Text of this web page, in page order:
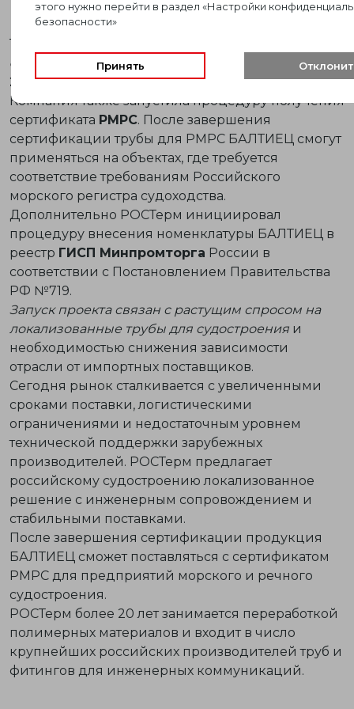
свыше 50 мм.
Трубы
сырья
и соответствуют требованиям
ГОСТ 32415-
2013иГОСТ Р 53630-2015.
Компания также запустила процедуру получения
сертификата РМРС. После завершения
сертификации трубы для РМРС БАЛТИЕЦ смогут
применяться на объектах, где требуется
соответствие требованиям Российского
морского регистра судоходства.
Дополнительно РОСТерм инициировал
процедуру внесения номенклатуры БАЛТИЕЦ в
реестр ГИСП Минпромторга России в
соответствии с Постановлением Правительства
РФ №719.
Запуск проекта связан с растущим спросом на
локализованные трубы для судостроения и
необходимостью снижения зависимости
отрасли от импортных поставщиков.
Сегодня рынок сталкивается с увеличенными
сроками поставки, логистическими
ограничениями и недостаточным уровнем
технической поддержки зарубежных
производителей. РОСТерм предлагает
российскому судостроению локализованное
решение с инженерным сопровождением и
стабильными поставками.
После завершения сертификации продукция
БАЛТИЕЦ сможет поставляться с сертификатом
РМРС для предприятий морского и речного
судостроения.
РОСТерм более 20 лет занимается переработкой
полимерных материалов и входит в число
крупнейших российских производителей труб и
фитингов для инженерных коммуникаций.
этого нужно перейти в раздел «Настройки
безопасности»
Принять